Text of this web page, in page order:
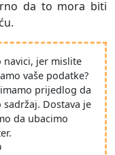
da to mora biti
navici, jer mislite
vaše podatke?
prijedlog da
Dostava je
da ubacimo